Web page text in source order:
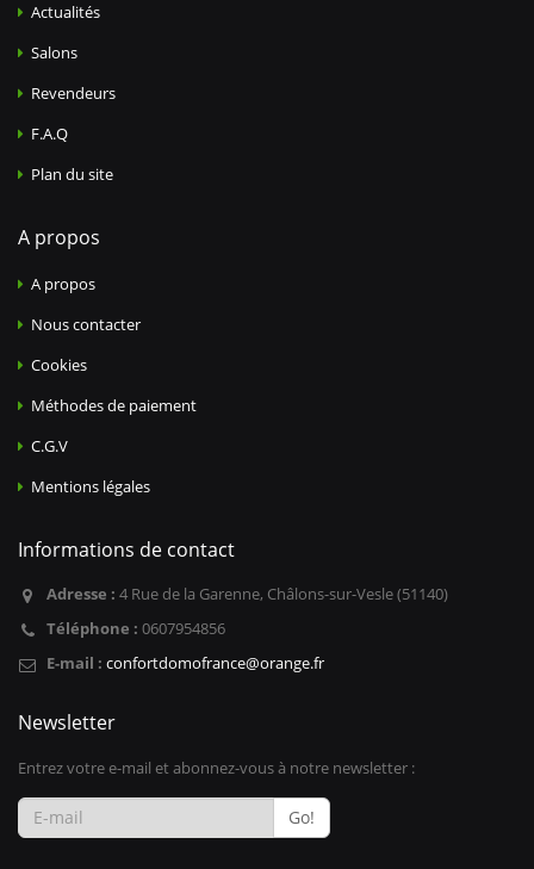
Actualités
Salons
Revendeurs
F.A.Q
Plan du site
A propos
A propos
Nous contacter
Cookies
Méthodes de paiement
C.G.V
Mentions légales
Informations de contact
Adresse : 4 Rue de la Garenne, Châlons-sur-Vesle (51140)
Téléphone : 0607954856
E-mail : confortdomofrance@orange.fr
Newsletter
Entrez votre e-mail et abonnez-vous à notre newsletter :
Go!